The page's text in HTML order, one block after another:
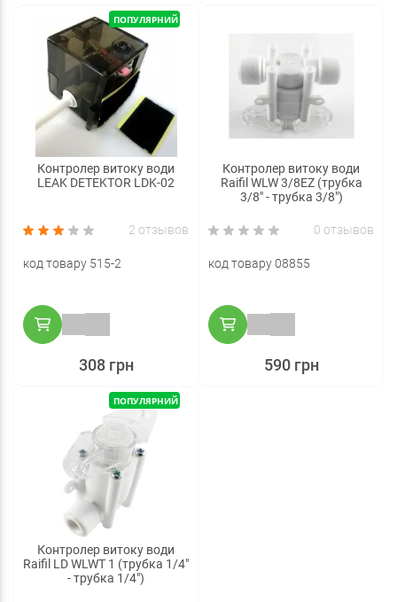
ПОПУЛЯРНИЙ
Контролер витоку води
LEAK DETEKTOR LDK-02
2 отзывов
код товару 515-2
308 грн
Контролер витоку води
Raifil WLW 3/8EZ (трубка
3/8" - трубка 3/8")
0 отзывов
код товару 08855
590 грн
ПОПУЛЯРНИЙ
Контролер витоку води
Raifil LD WLWT 1 (трубка 1/4"
- трубка 1/4")